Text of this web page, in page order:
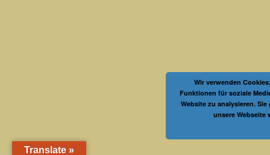
Translate »
Wir verwenden
Funktionen für soziale
Website zu analysieren.
unsere